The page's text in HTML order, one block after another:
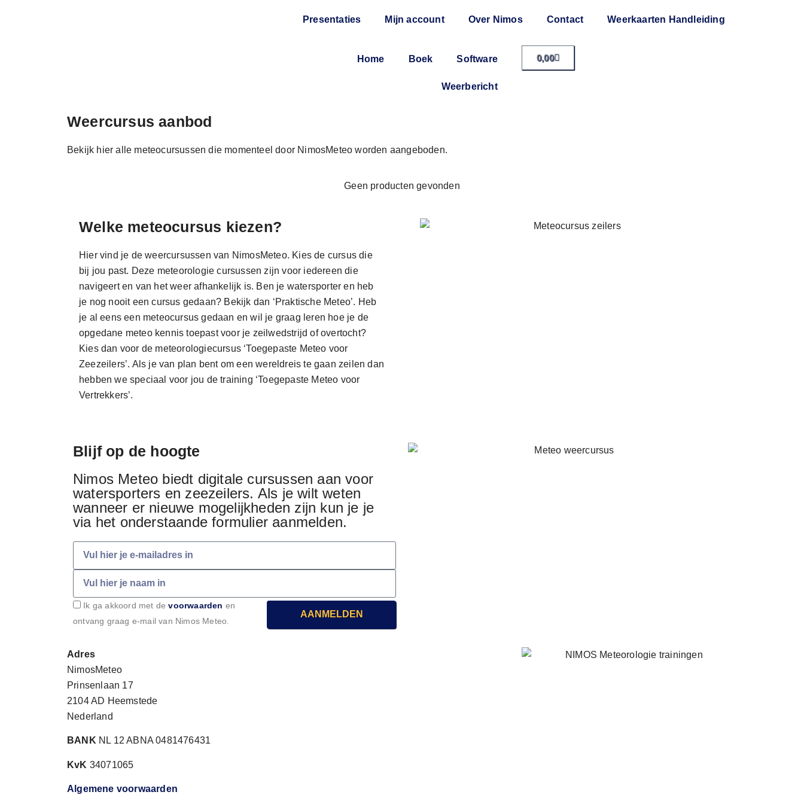
Presentaties Mijn account Over Nimos Contact Weerkaarten Handleiding
Home Boek Software
Weerbericht
0,00
Weercursus aanbod
Bekijk hier alle meteocursussen die momenteel door NimosMeteo worden aangeboden.
Geen producten gevonden
Welke meteocursus kiezen?
Hier vind je de weercursussen van NimosMeteo. Kies de cursus die
bij jou past. Deze meteorologie cursussen zijn voor iedereen die
navigeert en van het weer afhankelijk is. Ben je watersporter en heb
je nog nooit een cursus gedaan? Bekijk dan ‘Praktische Meteo’. Heb
je al eens een meteocursus gedaan en wil je graag leren hoe je de
opgedane meteo kennis toepast voor je zeilwedstrijd of overtocht?
Kies dan voor de meteorologiecursus ‘Toegepaste Meteo voor
Zeezeilers’. Als je van plan bent om een wereldreis te gaan zeilen dan
hebben we speciaal voor jou de training ‘Toegepaste Meteo voor
Vertrekkers’.
Blijf op de hoogte
Nimos Meteo biedt digitale cursussen aan voor
watersporters en zeezeilers. Als je wilt weten
wanneer er nieuwe mogelijkheden zijn kun je je
via het onderstaande formulier aanmelden.
Ik ga akkoord met devoorwaarden en
ontvang graag e-mail van Nimos Meteo.
AANMELDEN
Adres
NimosMeteo
Prinsenlaan 17
2104 AD Heemstede
Nederland
BANK NL 12 ABNA 0481476431
KvK 34071065
Algemene voorwaarden